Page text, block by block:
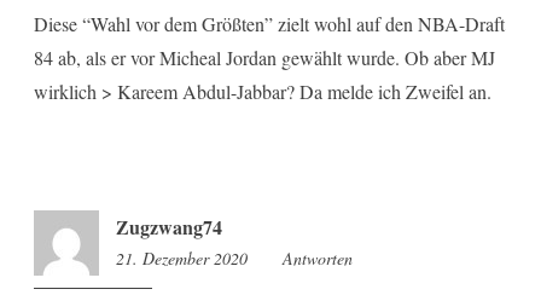
Diese “Wahl vor dem Größten” zielt wohl auf den NBA-Draft
84 ab, als er vor Micheal Jordan gewählt wurde. Ob aber MJ
wirklich > Kareem Abdul-Jabbar? Da melde ich Zweifel an.
Zugzwang74
21. Dezember 2020 9:43
Antworten